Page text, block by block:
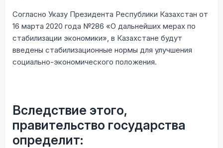
Согласно Указу Президента Республики Казахстан от
16 марта 2020 года №286 «О дальнейших мерах по
стабилизации экономики», в Казахстане будут
введены стабилизационные нормы для улучшения
социально-экономического положения.
Вследствие этого,
правительство государства
определит: